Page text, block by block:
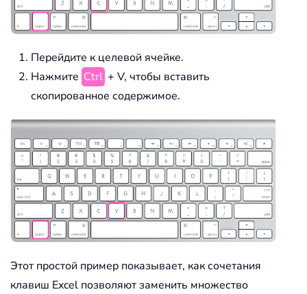
Перейдите к целевой ячейке.
Нажмите Ctrl + V, чтобы вставить
скопированное содержимое.
Этот простой пример показывает, как сочетания
клавиш Excel позволяют заменить множество